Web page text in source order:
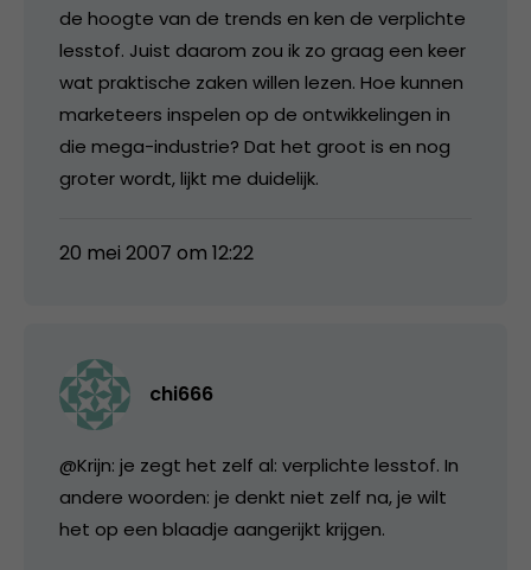
de hoogte van de trends en ken de verplichte
lesstof. Juist daarom zou ik zo graag een keer
wat praktische zaken willen lezen. Hoe kunnen
marketeers inspelen op de ontwikkelingen in
die mega-industrie? Dat het groot is en nog
groter wordt, lijkt me duidelijk.
20 mei 2007 om 12:22
chi666
@Krijn: je zegt het zelf al: verplichte lesstof. In
andere woorden: je denkt niet zelf na, je wilt
het op een blaadje aangerijkt krijgen.